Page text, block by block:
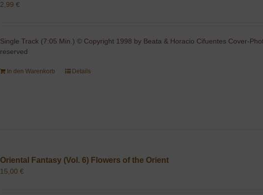
2,99€
Single Track (7:05 Min.) © Copyright 1998 by Beata & Horacio Cifuentes Cover-
reserved
In den Warenkorb Details
Oriental Fantasy (Vol. 6) Flowers of the Orient
15,00€